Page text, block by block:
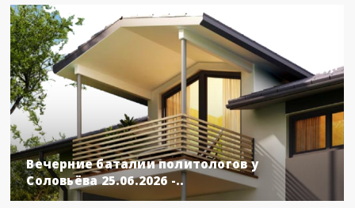
Вечерние баталии политологов у
Соловьёва 25.06.2026 -..